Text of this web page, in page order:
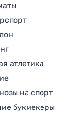
атлетика
на спорт
букмекеры